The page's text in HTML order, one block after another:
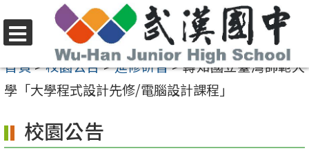
至
要
容
區
選
單
首頁>校園公告>進修研習>轉知國立臺灣師範大
學「大學程式設計先修/電腦設計課程」
校園公告